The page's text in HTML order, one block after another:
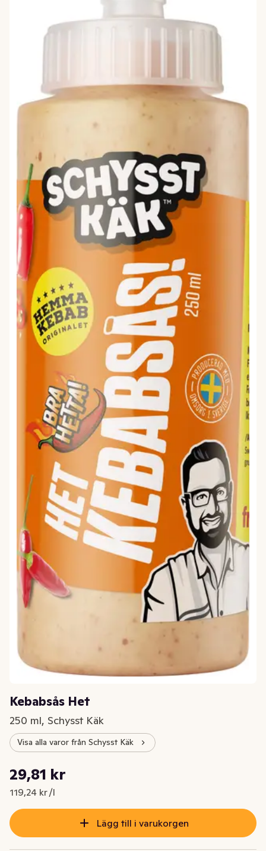
Kebabsås Het
250 ml, Schysst Käk
Visa alla varor från Schysst Käk
Nuvarande pris är: 29,81 kr
29,81 kr
119,24 kr /l
Styckpris: 119,24 kr /l
Lägg till i varukorgen